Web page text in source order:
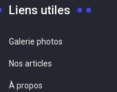
Liens utiles
Galerie photos
Nos articles
À propos